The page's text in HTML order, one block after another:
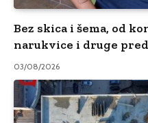
Bez skica i šema, od
narukvice i druge
03/08/2026